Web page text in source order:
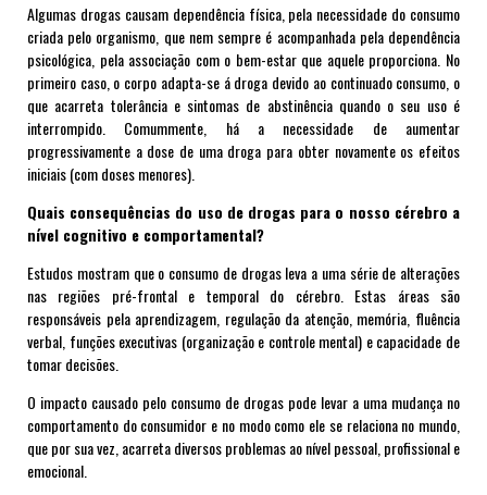
Algumas drogas causam dependência física, pela necessidade do consumo
criada pelo organismo, que nem sempre é acompanhada pela dependência
psicológica, pela associação com o bem-estar que aquele proporciona. No
primeiro caso, o corpo adapta-se á droga devido ao continuado consumo, o
que acarreta tolerância e sintomas de abstinência quando o seu uso é
interrompido. Comummente, há a necessidade de aumentar
progressivamente a dose de uma droga para obter novamente os efeitos
iniciais (com doses menores).
Quais consequências do uso de drogas para o nosso cérebro a
nível cognitivo e comportamental?
Estudos mostram que o consumo de drogas leva a uma série de alterações
nas regiões pré-frontal e temporal do cérebro. Estas áreas são
responsáveis pela aprendizagem, regulação da atenção, memória, fluência
verbal, funções executivas (organização e controle mental) e capacidade de
tomar decisões.
O impacto causado pelo consumo de drogas pode levar a uma mudança no
comportamento do consumidor e no modo como ele se relaciona no mundo,
que por sua vez, acarreta diversos problemas ao nível pessoal, profissional e
emocional.